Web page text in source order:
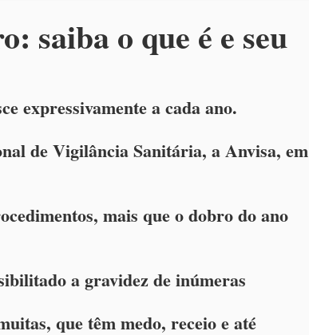
saiba o que é e seu
expressivamente a cada ano.
de Vigilância Sanitária, a Anvisa, em
mais que o dobro do ano
a gravidez de inúmeras
que têm medo, receio e até